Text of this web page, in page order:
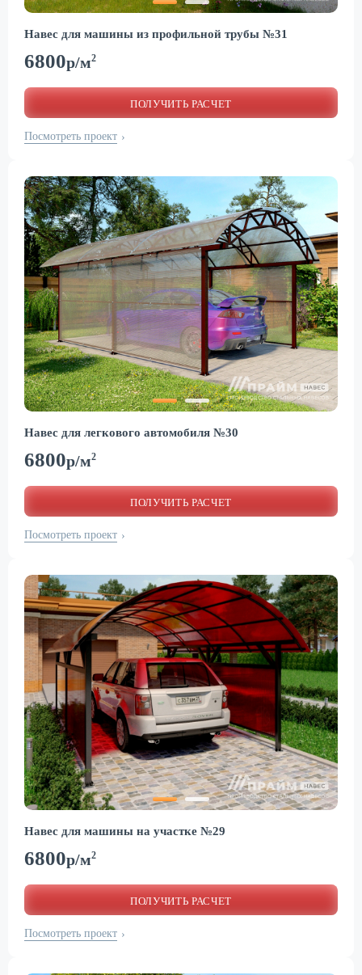
Навес для машины из профильной трубы №31
6800р/м2
ПОЛУЧИТЬ РАСЧЕТ
Посмотреть проект ›
Навес для легкового автомобиля №30
6800р/м2
ПОЛУЧИТЬ РАСЧЕТ
Посмотреть проект ›
Навес для машины на участке №29
6800р/м2
ПОЛУЧИТЬ РАСЧЕТ
Посмотреть проект ›